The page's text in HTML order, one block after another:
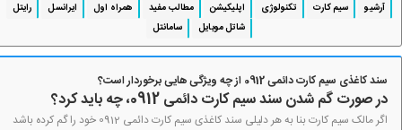
آرشیو
سیم کارت تکنولوژی اپلیکیشن مطالب مفید همراه اول ایرانسل
رایتل
شاتل موبایل
سامانتل
سند کاغذی سیم کارت دائمی 0912 از چه ویژگی هایی برخوردار است؟
در صورت گم شدن سند سیم کارت دائمی 0912، چه باید کرد؟
اگر مالک سیم کارت بنا به هر دلیلی سند کاغذی سیم کارت دائمی 0912 خود را گم کرده باشد